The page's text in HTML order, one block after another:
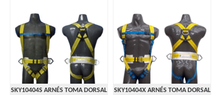
SKY10404S ARNÉS TOMA DORSAL
SKY10404X ARNÉS TOMA DORSAL